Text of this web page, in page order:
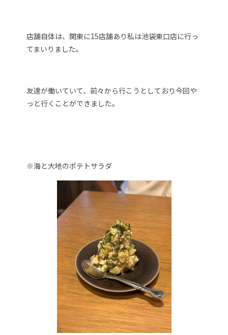
店舗自体は、関東に15店舗あり私は池袋東口店に行っ
てまいりました。
友達が働いていて、前々から行こうとしており今回や
っと行くことができました。
※海と大地のポテトサラダ